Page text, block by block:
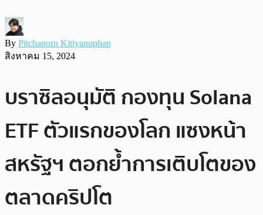
By Pitchaporn Kitiyanuphap
สิงหาคม 15, 2024
บราซิลอนุมัติ กองทุน Solana
ETF ตัวแรกของโลก แซงหน้า
สหรัฐฯ ตอกย้ำการเติบโตของ
ตลาดคริปโต